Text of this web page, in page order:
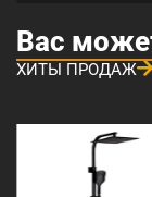
Вас
ХИТЫ ПРОДАЖ